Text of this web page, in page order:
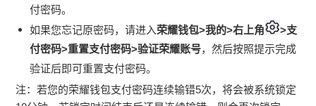
付密码。
如果您忘记原密码，请进入荣耀钱包>我的>右上角
>支
付密码>重置支付密码>验证荣耀账号，然后按照提示完成
验证后即可重置支付密码。
注：若您的荣耀钱包支付密码连续输错5次，将会被系统锁定